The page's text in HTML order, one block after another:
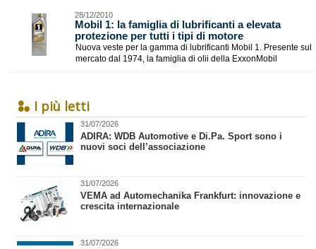
28/12/2010
Mobil 1: la famiglia di lubrificanti a elevata
protezione per tutti i tipi di motore
Nuova veste per la gamma di lubrificanti Mobil 1. Presente sul
mercato dal 1974, la famiglia di olii della ExxonMobil
I più letti
31/07/2026
​ADIRA: WDB Automotive e Di.Pa. Sport sono i
nuovi soci dell’associazione
31/07/2026
VEMA ad Automechanika Frankfurt: innovazione e
crescita internazionale
31/07/2026